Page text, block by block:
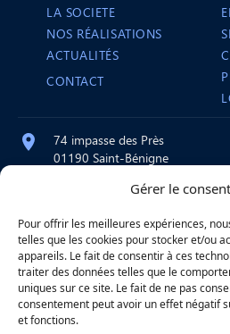
Gérer le
Pour offrir les meilleures expériences,
telles que les cookies pour stocker et/ou
appareils. Le fait de consentir à ces
traiter des données telles que le
uniques sur ce site. Le fait de ne pas
consentement peut avoir un effet négatif
et fonctions.
LA SOCIETE
NOS RÉALISATIONS
ACTUALITÉS
CONTACT
74 impasse des Près
01190 Saint-Bénigne
contact@atelier-martre.fr
09 72 95 15 20
Lundi au jeudi : 8h – 12h / 14h –
Vendredi : 8h – 12h
|Mentions légales